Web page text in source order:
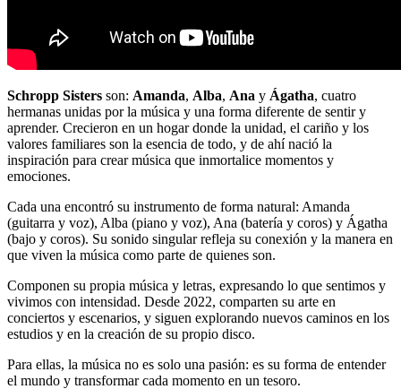
Schropp Sisters son: Amanda, Alba, Ana y Ágatha, cuatro
hermanas unidas por la música y una forma diferente de sentir y
aprender. Crecieron en un hogar donde la unidad, el cariño y los
valores familiares son la esencia de todo, y de ahí nació la
inspiración para crear música que inmortalice momentos y
emociones.
Cada una encontró su instrumento de forma natural: Amanda
(guitarra y voz), Alba (piano y voz), Ana (batería y coros) y Ágatha
(bajo y coros). Su sonido singular refleja su conexión y la manera en
que viven la música como parte de quienes son.
Componen su propia música y letras, expresando lo que sentimos y
vivimos con intensidad. Desde 2022, comparten su arte en
conciertos y escenarios, y siguen explorando nuevos caminos en los
estudios y en la creación de su propio disco.
Para ellas, la música no es solo una pasión: es su forma de entender
el mundo y transformar cada momento en un tesoro.